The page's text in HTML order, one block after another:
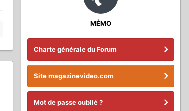
MÉMO
Charte générale du Forum
Site magazinevideo.com
Mot de passe oublié ?